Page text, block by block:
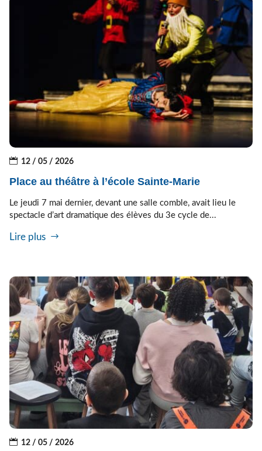
12 / 05 / 2026
Place au théâtre à l’école Sainte-Marie
Le jeudi 7 mai dernier, devant une salle comble, avait lieu le
spectacle d’art dramatique des élèves du 3e cycle de...
Lire plus
12 / 05 / 2026